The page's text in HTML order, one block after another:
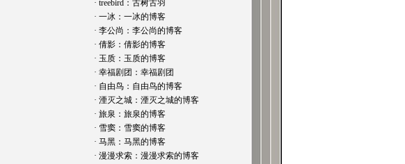
· treebird：古树古羽
· 一冰：一冰的博客
· 李公尚：李公尚的博客
· 倩影：倩影的博客
· 玉质：玉质的博客
· 幸福剧团：幸福剧团
· 自由鸟：自由鸟的博客
· 湮灭之城：湮灭之城的博客
· 旅泉：旅泉的博客
· 雪窦：雪窦的博客
· 马黑：马黑的博客
· 漫漫求索：漫漫求索的博客